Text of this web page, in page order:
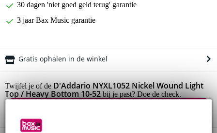
30 dagen 'niet goed geld terug' garantie
3 jaar Bax Music garantie
Gratis ophalen in de winkel
Twijfel je of de D'Addario NYXL1052 Nickel Wound Light
Top / Heavy Bottom 10-52bij je past? Doe de check.